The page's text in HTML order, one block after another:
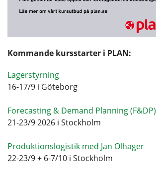
Kommande kursstarter i PLAN:
Lagerstyrning
16-17/9 i Göteborg
Forecasting & Demand Planning (F&DP)
21-23/9 2026 i Stockholm
Produktionslogistik med Jan Olhager
22-23/9 + 6-7/10 i Stockholm